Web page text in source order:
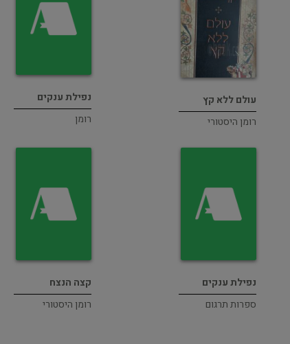
עולם ללא קץ
רומן היסטורי
נפילת ענקים
רומן
נפילת ענקים
ספרות תרגום
קצה הנצח
רומן היסטורי